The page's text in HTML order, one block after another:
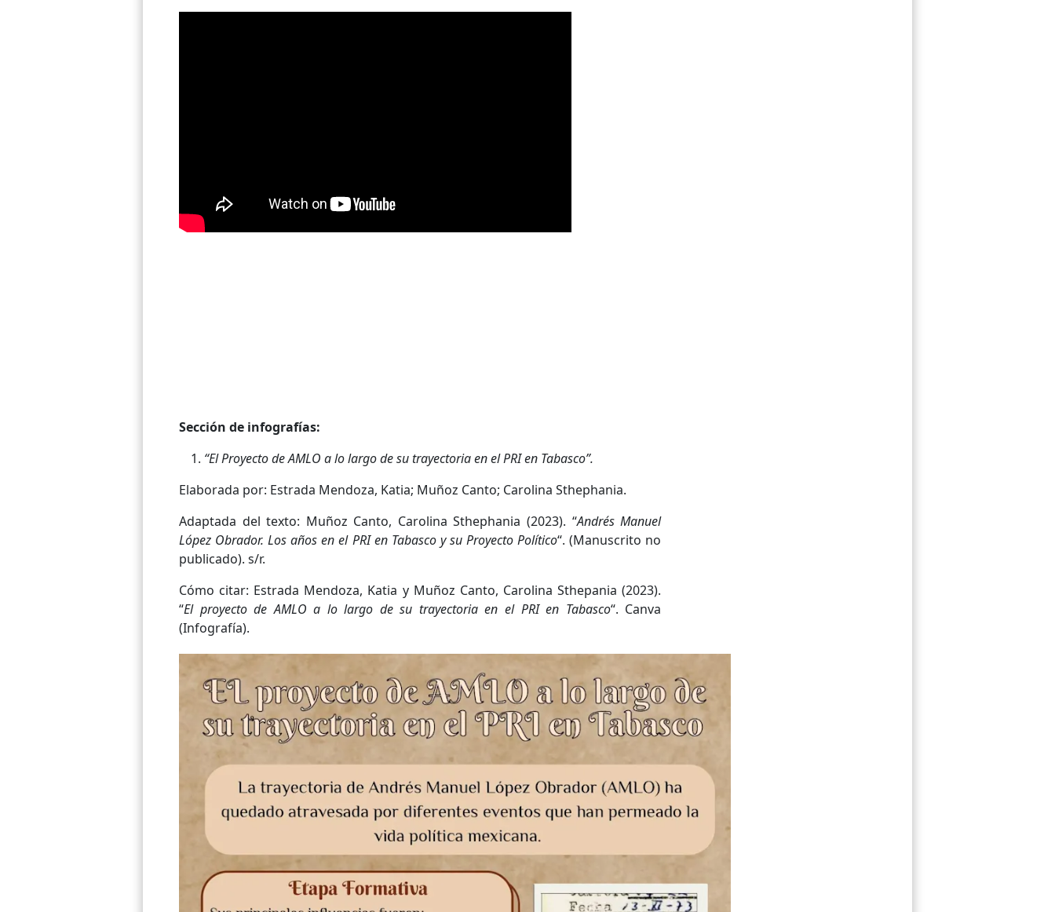
Sección de infografías:
“El Proyecto de AMLO a lo largo de su trayectoria en el PRI en Tabasco”.
Elaborada por: Estrada Mendoza, Katia; Muñoz Canto; Carolina Sthephania.
Adaptada del texto: Muñoz Canto, Carolina Sthephania (2023). “Andrés Manuel
López Obrador. Los años en el PRI en Tabasco y su Proyecto Político“. (Manuscrito no
publicado). s/r.
Cómo citar: Estrada Mendoza, Katia y Muñoz Canto, Carolina Sthepania (2023).
“El proyecto de AMLO a lo largo de su trayectoria en el PRI en Tabasco“. Canva
(Infografía).